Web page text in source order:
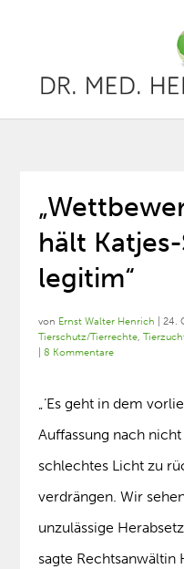
hält
legitim“
von Ernst Walter Henrich |24.
Tierschutz/Tierrechte,
|8 Kommentare
„‘Es geht in dem
Auffassung nach
schlechtes Licht zu
verdrängen. Wir
unzulässige
sagte Rechtsanwältin